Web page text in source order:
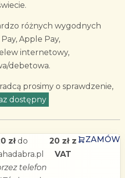
różnych wygodnych
Apple Pay,
internetowy,
debetowa.
prosimy o sprawdzenie,
dostępny
złdo
telefon
20 zł z
VAT
ZAMÓW